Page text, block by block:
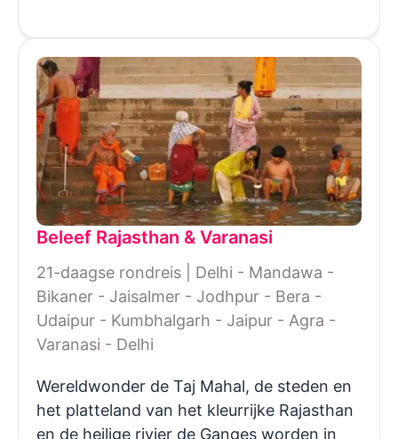
Beleef Rajasthan & Varanasi
21-daagse rondreis | Delhi - Mandawa -
Bikaner - Jaisalmer - Jodhpur - Bera -
Udaipur - Kumbhalgarh - Jaipur - Agra -
Varanasi - Delhi
Wereldwonder de Taj Mahal, de steden en
het platteland van het kleurrijke Rajasthan
en de heilige rivier de Ganges worden in